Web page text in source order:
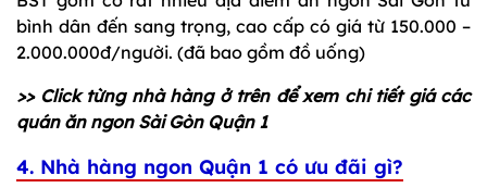
bình dân đến sang trọng, cao cấp có giá từ 150.000 –
2.000.000đ/người. (đã bao gồm đồ uống)
>> Click từng nhà hàng ở trên để xem chi tiết giá các
quán ăn ngon Sài Gòn Quận 1
4. Nhà hàng ngon Quận 1 có ưu đãi gì?